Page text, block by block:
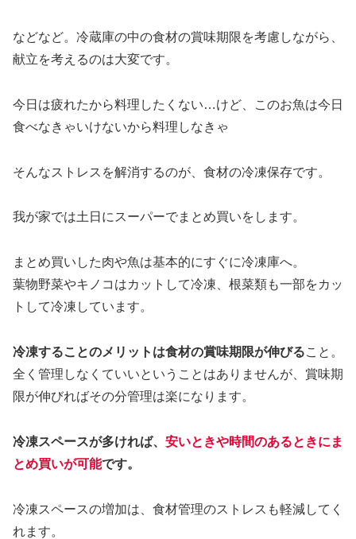
などなど。冷蔵庫の中の食材の賞味期限を考慮しながら、
献立を考えるのは大変です。
今日は疲れたから料理したくない…けど、このお魚は今日
食べなきゃいけないから料理しなきゃ
そんなストレスを解消するのが、食材の冷凍保存です。
我が家では土日にスーパーでまとめ買いをします。
まとめ買いした肉や魚は基本的にすぐに冷凍庫へ。
葉物野菜やキノコはカットして冷凍、根菜類も一部をカッ
トして冷凍しています。
冷凍することのメリットは食材の賞味期限が伸びること。
全く管理しなくていいということはありませんが、賞味期
限が伸びればその分管理は楽になります。
冷凍スペースが多ければ、 安いときや時間のあるときにま
とめ買いが可能です。
冷凍スペースの増加は、食材管理のストレスも軽減してく
れます。